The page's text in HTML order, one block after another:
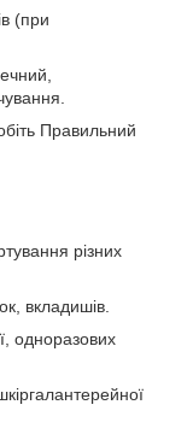
(при
Правильний
різних
вкладишів.
одноразових